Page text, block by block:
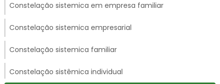
Constelação sistemica em empresa familiar
Constelação sistemica empresarial
Constelação sistemica familiar
Constelação sistêmica individual